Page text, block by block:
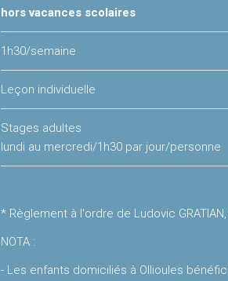
hors vacances scolaires
1h30/semaine
Leçon individuelle
Stages adultes
lundi au mercredi/1h30 par jour/personne
* Règlement à l'ordre de Ludovic
NOTA :
- Les enfants domiciliés à Ollioules